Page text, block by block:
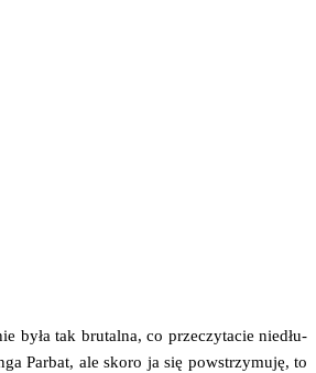
była tak bru­tal­na, co prze­czy­ta­cie nie­dłu­
Par­bat, ale sko­ro ja się powstrzy­mu­ję, to